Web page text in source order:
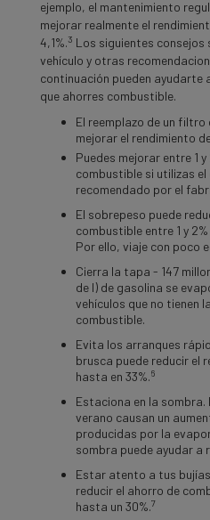
ejemplo, el mantenimiento
mejorar realmente el
4,1%.3 Los siguientes consejos
vehículo y otras
continuación pueden ayudarte
que ahorres combustible.
El reemplazo de un
mejorar el rendimiento
Puedes mejorar entre 1
combustible si utilizas
recomendado por el
El sobrepeso puede
combustible entre 1 y
Por ello, viaje con poco
Cierra la tapa - 147
de l) de gasolina se
vehículos que no tienen
combustible.
Evita los arranques
brusca puede reducir el
hasta en 33%.6
Estaciona en la
verano causan un
producidas por la
sombra puede ayudar a
Estar atento a tus
reducir el ahorro de
hasta un 30%.7